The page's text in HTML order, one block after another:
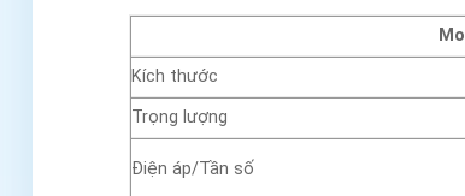
Kích thước
Trọng lượng
Điện áp/Tần số